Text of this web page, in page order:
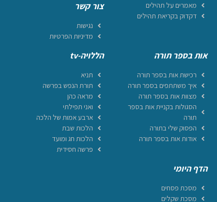
מאמרים על תהילים
דקדוק בקריאת תהילים
צור קשר
נגישות
מדיניות הפרטיות
אות בספר תורה
רכישת אות בספר תורה
איך משתתפים בספר תורה
מצוות אות בספר תורה
הסגולות בקניית אות בספר
תורה
הפסוק שלי בתורה
אודות אות בספר תורה
הללויה-tv
תניא
תורת הנפש בפרשה
מראה כהן
ואני תפילתי
ארבע אמות של הלכה
הלכות שבת
הלכות חג ומועד
פרשה חסידית
הדף היומי
מסכת פסחים
מסכת שקלים